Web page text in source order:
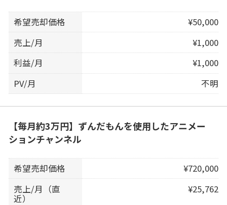
希望売却価格
¥50,000
売上/月
¥1,000
利益/月
¥1,000
PV/月
不明
【毎月約3万円】ずんだもんを使用したアニメー
ションチャンネル
希望売却価格
¥720,000
売上/月（直
近）
¥25,762